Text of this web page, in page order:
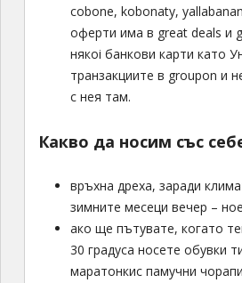
cobone, kobonaty,
оферти има в great deals и
някоi банкови карти като
транзакциите в groupon и
с нея там.
Какво да носим със
връхна дреха, заради
зимните месеци вечер –
ако ще пътувате, когато
30 градуса носете обувки
маратонкис памучни